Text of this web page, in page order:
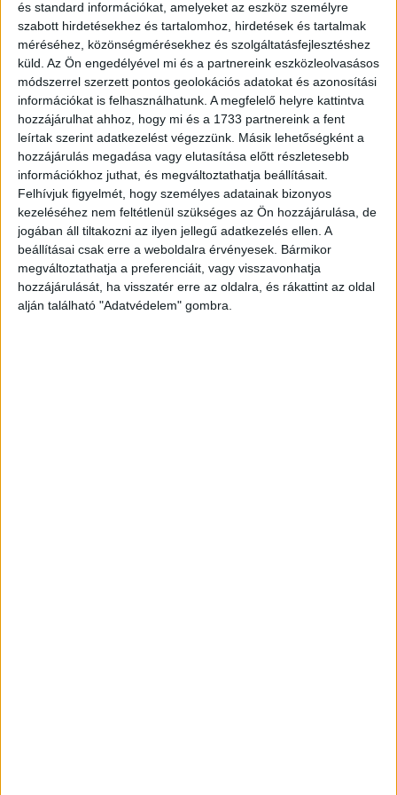
és standard információkat, amelyeket az eszköz személyre
szabott hirdetésekhez és tartalomhoz, hirdetések és tartalmak
méréséhez, közönségmérésekhez és szolgáltatásfejlesztéshez
küld. Az Ön engedélyével mi és a partnereink eszközleolvasásos
módszerrel szerzett pontos geolokációs adatokat és azonosítási
információkat is felhasználhatunk. A megfelelő helyre kattintva
hozzájárulhat ahhoz, hogy mi és a 1733 partnereink a fent
leírtak szerint adatkezelést végezzünk. Másik lehetőségként a
hozzájárulás megadása vagy elutasítása előtt részletesebb
információkhoz juthat, és megváltoztathatja beállításait.
Felhívjuk figyelmét, hogy személyes adatainak bizonyos
kezeléséhez nem feltétlenül szükséges az Ön hozzájárulása, de
jogában áll tiltakozni az ilyen jellegű adatkezelés ellen. A
beállításai csak erre a weboldalra érvényesek. Bármikor
megváltoztathatja a preferenciáit, vagy visszavonhatja
hozzájárulását, ha visszatér erre az oldalra, és rákattint az oldal
alján található "Adatvédelem" gombra.
A tíz szerencsés hölgy aki a csapatokat képviselte,
befektetőkkel, üzleti mentorok és iparági szakértőkkel
telt házban prezentálhatták ötleteiket az újonnan megnyílt
Mindspace Varsói coworking irodájában.
A második helyen a 1000realities csapata végzett, akik az
AR és VR technológián alapuló, olyan magával ragadó
interaktív alkalmazásokat és szoftvereket készítenek,
amelyek minden felhasználói igényt kielégítenek.
A harmadik helyezett pedig a Nudelta végzett, akik
forradalmasítanák az ügyviteli és könyveléstechnikai
anyagok digitalizálási világát.
Különdíjat ajánlott fel Mindspace befektetője Mariusz